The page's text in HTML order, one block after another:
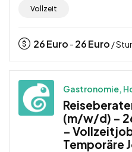
Vollzeit
26Euro - 26Euro /
Gastronomie,
(m/w/d) –
–
Temporäre